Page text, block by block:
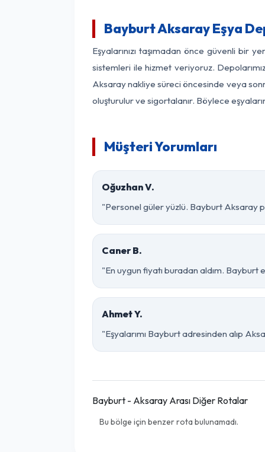
Bayburt Aksaray Eşya
Eşyalarınızı taşımadan önce güvenli bir
sistemleri ile hizmet veriyoruz.
Aksaray nakliye süreci öncesinde veya
oluşturulur ve sigortalanır. Böylece
Müşteri Yorumları
Oğuzhan V.
"Personel güler yüzlü. Bayburt Aksaray
Caner B.
"En uygun fiyatı buradan aldım.
Ahmet Y.
"Eşyalarımı Bayburt adresinden alıp
Bayburt - Aksaray Arası Diğer Rotalar
Bu bölge için benzer rota bulunamadı.